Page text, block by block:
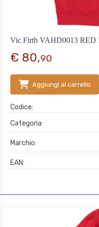
Vic Firth VAHD0013
€ 80,90
Aggiungi al carrello
Codice:
Categoria:
Marchio:
EAN: